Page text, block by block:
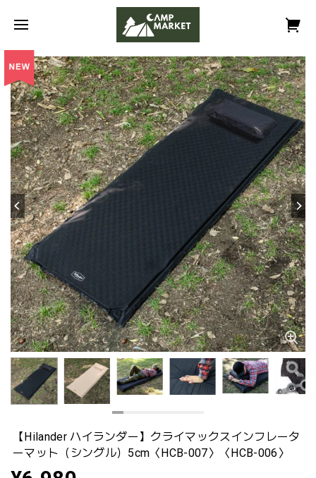
【Hilander ハイランダー】クライマックスインフレータ
ーマット（シングル）5cm〈HCB-007〉〈HCB-006〉